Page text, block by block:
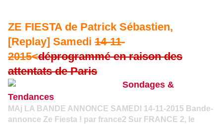
ZE FIESTA de Patrick Sébastien,
[Replay] Samedi 14-11-
2015<déprogrammé en raison des
attentats de Paris
Sondages &
Tendances
MAj LA BANDE ANNONCE SAMEDI 14-11-2015 Bande-
annonce Ze Fiesta ! par france2 Sur FRANCE 2, le